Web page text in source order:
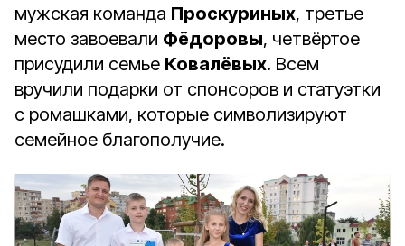
мужская команда Проскуриных, третье
место завоевали Фёдоровы, четвёртое
присудили семье Ковалёвых. Всем
вручили подарки от спонсоров и статуэтки
с ромашками, которые символизируют
семейное благополучие.